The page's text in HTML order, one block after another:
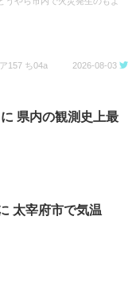
157 ち04a 2026-08-03
県内の観測史上最
太宰府市で気温